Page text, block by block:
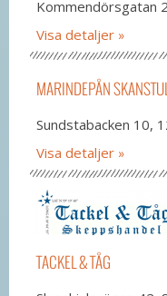
Kommendörsgatan
Visa detaljer
MARINDEPÅN
Sundstabacken 10,
Visa detaljer
TACKEL & TÅG